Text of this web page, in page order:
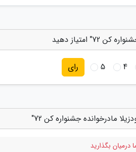
امتیاز دهید
4
5 رای
مادرخوانده جشنواره کن 72"
درمیان بگذارید